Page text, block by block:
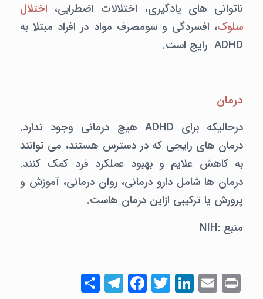
ناتوانی های یادگیری، اختلالات اضطرابی، اختلال
سلوک، افسردگی و سومصرف مواد در افراد مبتلا به
ADHD رایج است.
درمان
درحالیکه برای ADHD هیچ درمانی وجود ندارد.
درمان های رایجی که در دسترس هستند، می توانند
به کاهش علایم و بهبود عملکرد فرد کمک کنند.
درمان ها شامل دارو درمانی، روان درمانی، آموزش و
پرورش یا ترکیبی ازاین درمان هاست.
منبع :NIH
Print
Email
LinkedIn
Twitter
Facebook
Telegram
Share